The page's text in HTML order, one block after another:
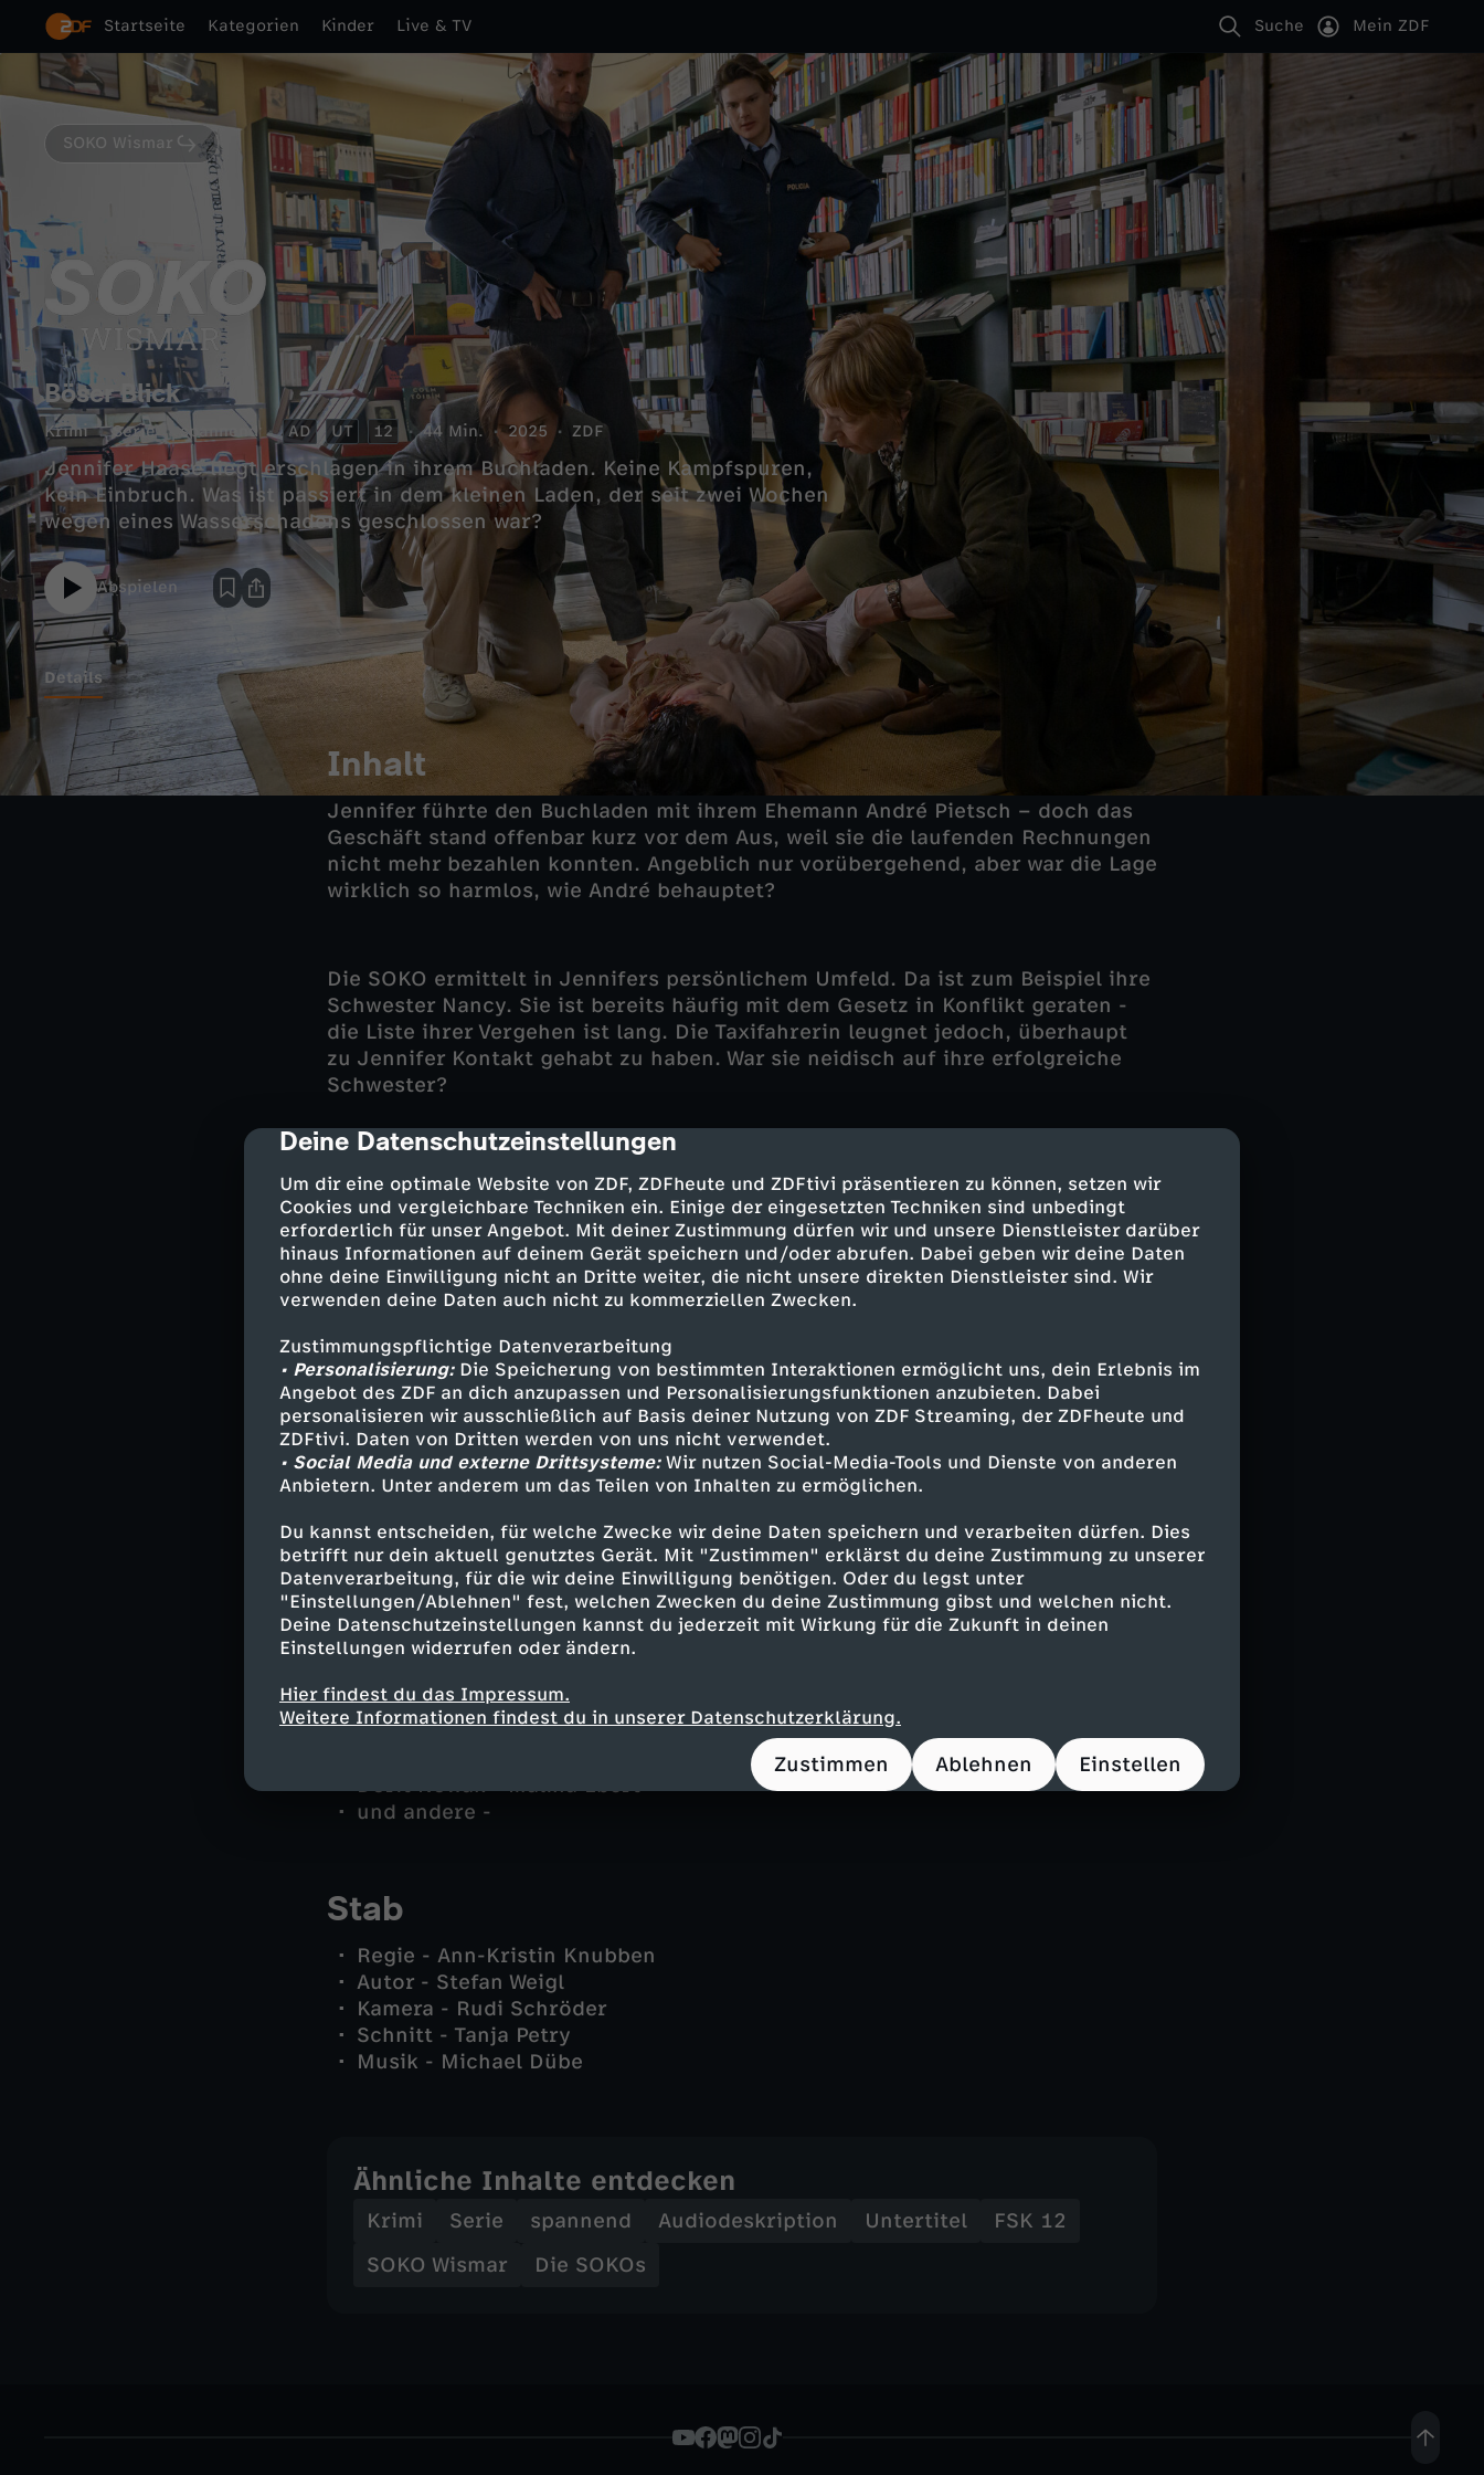
cmp-dialog-description
Deine Datenschutzeinstellungen
Um dir eine optimale Website von ZDF, ZDFheute und ZDFtivi präsentieren zu können, setzen wir
Cookies und vergleichbare Techniken ein. Einige der eingesetzten Techniken sind unbedingt
erforderlich für unser Angebot. Mit deiner Zustimmung dürfen wir und unsere Dienstleister darüber
hinaus Informationen auf deinem Gerät speichern und/oder abrufen. Dabei geben wir deine Daten
ohne deine Einwilligung nicht an Dritte weiter, die nicht unsere direkten Dienstleister sind. Wir
verwenden deine Daten auch nicht zu kommerziellen Zwecken.
Zustimmungspflichtige Datenverarbeitung
• Personalisierung:Die Speicherung von bestimmten Interaktionen ermöglicht uns, dein Erlebnis im
Angebot des ZDF an dich anzupassen und Personalisierungsfunktionen anzubieten. Dabei
personalisieren wir ausschließlich auf Basis deiner Nutzung von ZDF Streaming, der ZDFheute und
ZDFtivi. Daten von Dritten werden von uns nicht verwendet.
• Social Media und externe Drittsysteme:Wir nutzen Social-Media-Tools und Dienste von anderen
Anbietern. Unter anderem um das Teilen von Inhalten zu ermöglichen.
Du kannst entscheiden, für welche Zwecke wir deine Daten speichern und verarbeiten dürfen. Dies
betrifft nur dein aktuell genutztes Gerät. Mit "Zustimmen" erklärst du deine Zustimmung zu unserer
Datenverarbeitung, für die wir deine Einwilligung benötigen. Oder du legst unter
"Einstellungen/Ablehnen" fest, welchen Zwecken du deine Zustimmung gibst und welchen nicht.
Deine Datenschutzeinstellungen kannst du jederzeit mit Wirkung für die Zukunft in deinen
Einstellungen widerrufen oder ändern.
Hier findest du das Impressum.
Weitere Informationen findest du in unserer Datenschutzerklärung.
Zustimmen Ablehnen Einstellen
Startseite Kategorien Kinder Live & TV Suche Mein ZDF
SOKO Wismar
Böser Blick
Krimi Serie spannend AD UT 12 44 Min. 2025 ZDF
Jennifer Haase liegt erschlagen in ihrem Buchladen. Keine Kampfspuren,
kein Einbruch. Was ist passiert in dem kleinen Laden, der seit zwei Wochen
wegen eines Wasserschadens geschlossen war?
Abspielen
Details
Inhalt
Jennifer führte den Buchladen mit ihrem Ehemann André Pietsch – doch das
Geschäft stand offenbar kurz vor dem Aus, weil sie die laufenden Rechnungen
nicht mehr bezahlen konnten. Angeblich nur vorübergehend, aber war die Lage
wirklich so harmlos, wie André behauptet?
Die SOKO ermittelt in Jennifers persönlichem Umfeld. Da ist zum Beispiel ihre
Schwester Nancy. Sie ist bereits häufig mit dem Gesetz in Konflikt geraten -
die Liste ihrer Vergehen ist lang. Die Taxifahrerin leugnet jedoch, überhaupt
zu Jennifer Kontakt gehabt zu haben. War sie neidisch auf ihre erfolgreiche
Schwester?
Auch André Pietsch scheint einiges zu verbergen. Er behauptet, dass es keine
Telefon-PIN geändert? Gab es einen anderen Mann in Jennifers Leben? Erst
vor Kurzem hatte Jennifer von dem Schamanen Vargan eine "Energetische
Hausreinigung" durchführen lassen. Offenbar hielt sie auch weiterhin zu ihm
Kontakt. Vargan behauptet, er hätte Jennifer nur vor dem "Bösen Blick" ihrer
Schwester beschützt.
Wer lügt? Wer sagt die Wahrheit? Und vor allem: Wer hatte ein Motiv, Jennifer
zu töten?
Darsteller
Jan-Hinrich Reuter - Udo Kroschwald
Karoline Joost - Nike Fuhrmann
Lars Pöhlmann - Dominic Boeer
Eddi Jansons - Gustavs Gailus
Dr. Helene Sturbeck - Katharina Blaschke
Paula Moorkamp - Stella Hinrichs
Andre Pietsch - Frederik F. Günther
Nancy Haase - Carolin Maiwald
Dorit Nowak - Malina Ebert
und andere -
Stab
Regie - Ann-Kristin Knubben
Autor - Stefan Weigl
Kamera - Rudi Schröder
Schnitt - Tanja Petry
Musik - Michael Dübe
Ähnliche Inhalte entdecken
Krimi Serie spannend Audiodeskription Untertitel
FSK 12
SOKO Wismar
Die SOKOs